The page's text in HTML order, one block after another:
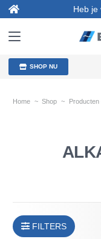
Heb je
SHOP NU
Home ~ Shop ~ Producten
FILTERS